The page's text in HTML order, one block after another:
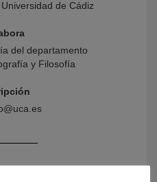
de Cádiz
del departamento
y Filosofía